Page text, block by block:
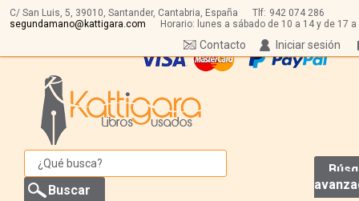
C/ San Luis, 5, 39010, Santander, Cantabria, España Tlf: 942 074 286
segundamano@kattigara.com
Horario: lunes a sábado de 10 a 14 y de 17 a
Iniciar sesión
Contacto